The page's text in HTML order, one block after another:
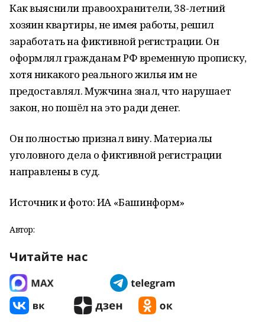
Как выяснили правоохранители, 38-летний
хозяин квартиры, не имея работы, решил
заработать на фиктивной регистрации. Он
оформлял гражданам РФ временную прописку,
хотя никакого реального жилья им не
предоставлял. Мужчина знал, что нарушает
закон, но пошёл на это ради денег.
Он полностью признал вину. Материалы
уголовного дела о фиктивной регистрации
направлены в суд.
Источник и фото: ИА «Башинформ»
Автор:
Читайте нас